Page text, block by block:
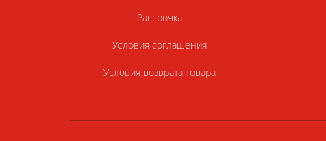
Рассрочка
Условия соглашения
Условия возврата товара